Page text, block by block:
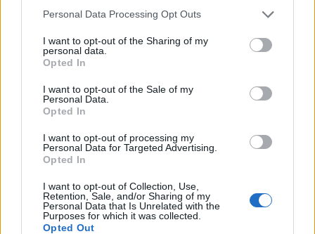
Personal Data Processing Opt Outs
I want to opt-out of the Sharing of my
personal data.
Opted In
I want to opt-out of the Sale of my
Personal Data.
Opted In
I want to opt-out of processing my
Personal Data for Targeted Advertising.
Opted In
I want to opt-out of Collection, Use,
Retention, Sale, and/or Sharing of my
Personal Data that Is Unrelated with the
Purposes for which it was collected.
Opted Out
και η υγεία του κλονίζεται. Στις 20 Νοεμβρίου
Τολστόι άφησε την τελευταία του πνοή στο
σιδηροδρομικό σταθμό της πόλης Αστάκοβο
της Ρωσίας.
Ακολουθήστε το
μάθετε πρώτοιόλες τις ειδήσεις
ΣΑΝ ΣΗΜΕΡΑ ΚΟΣΜΟΣ
ΛΕΩΝ ΤΟΛΣΤΟΙ
ΑΝΝΑ ΚΑΡΕΝΙΝΑ
ΠΟΛΕΜΟΣ ΚΑΙ ΕΙΡΗΝΗ